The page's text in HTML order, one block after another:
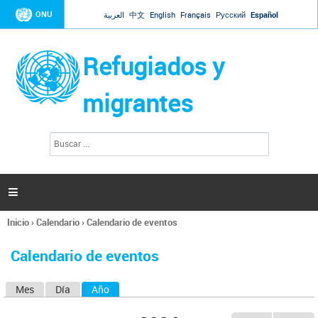
Jump to navigation
ONU العربية 中文 English Français Русский Español
Refugiados y
migrantes
l
s

Se
usted
Inicio›Calendario›Calendario de eventos
Calendario de eventos
Mes Día Año